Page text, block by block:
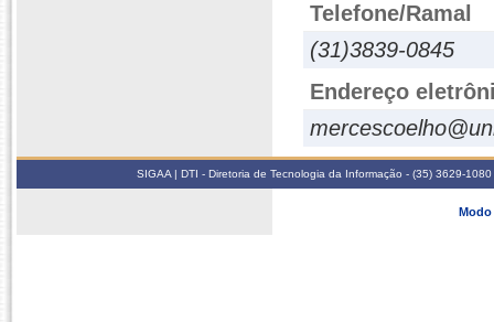
Telefone/Ramal
(31)3839-0845
Endereço
SIGAA | DTI - Diretoria de Tecnologia da Informação - (35) 3629-
Modo